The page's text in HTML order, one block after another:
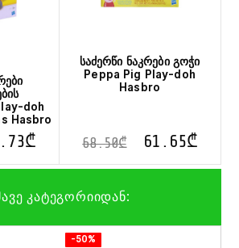
doh
Hasbro
₾
საძერწი ნაკრები გოჭი
Peppa Pig Play-doh
Hasbro
68.50₾ 61.65₾
კატეგორიიდან:
-50%